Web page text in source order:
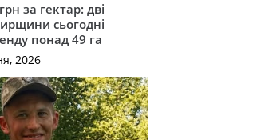
за гектар: дві
сьогодні
понад 49 га
2026